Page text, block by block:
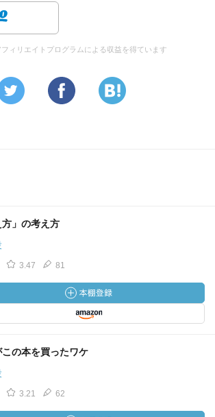
ィリエイトプログラムによる収益を得ています
方」の考え方
3.47 81
この本を買ったワケ
3.21 62